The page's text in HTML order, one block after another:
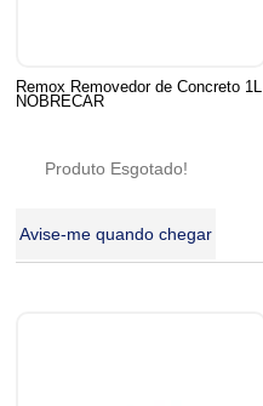
Remox Removedor de Concreto 1L
NOBRECAR
Produto Esgotado!
Avise-me quando chegar